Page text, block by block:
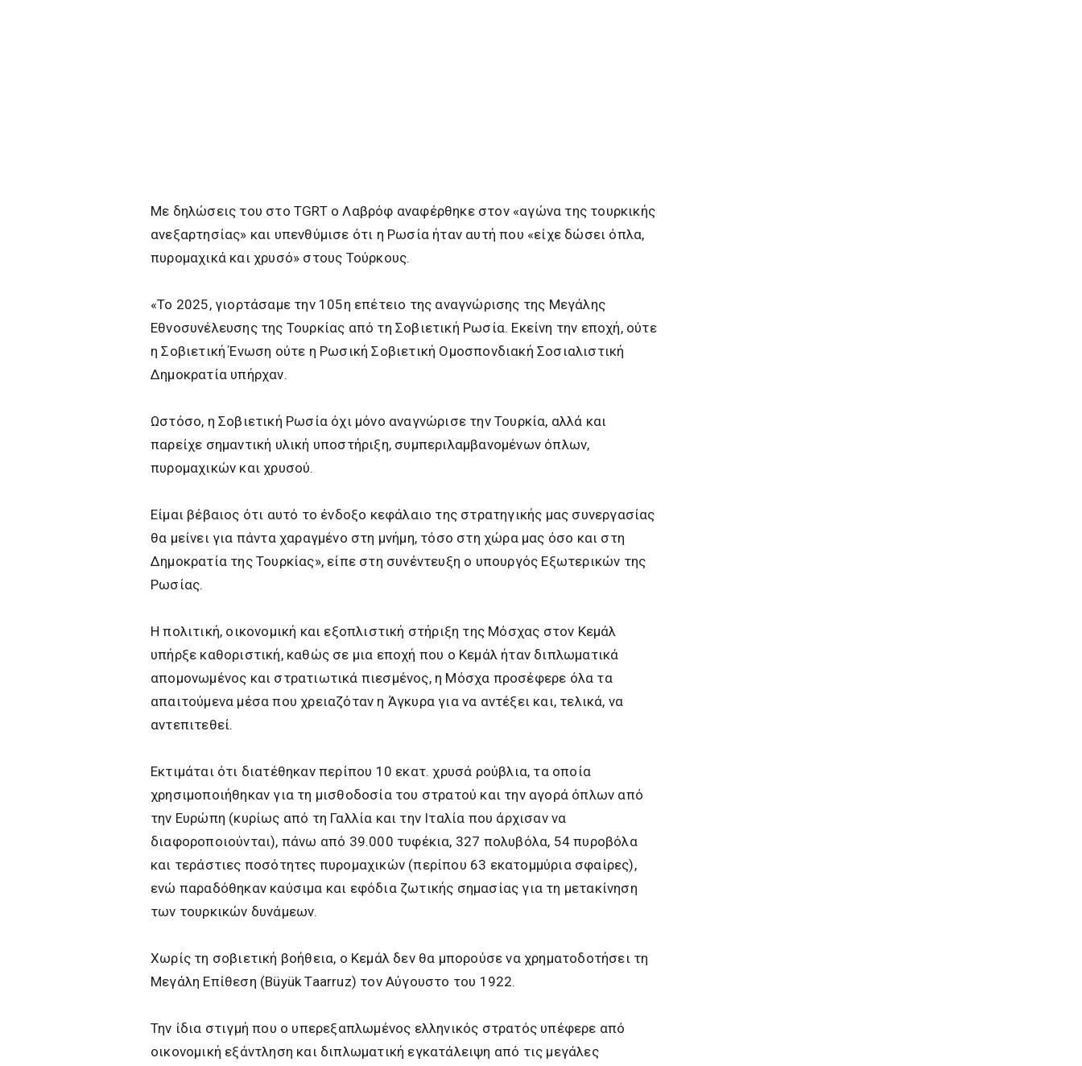
Με δηλώσεις του στο TGRT ο Λαβρόφ αναφέρθηκε στον «αγώνα της τουρκικής
ανεξαρτησίας» και υπενθύμισε ότι η Ρωσία ήταν αυτή που «είχε δώσει όπλα,
πυρομαχικά και χρυσό» στους Τούρκους.
«Το 2025, γιορτάσαμε την 105η επέτειο της αναγνώρισης της Μεγάλης
Εθνοσυνέλευσης της Τουρκίας από τη Σοβιετική Ρωσία. Εκείνη την εποχή, ούτε
η Σοβιετική Ένωση ούτε η Ρωσική Σοβιετική Ομοσπονδιακή Σοσιαλιστική
Δημοκρατία υπήρχαν.
Ωστόσο, η Σοβιετική Ρωσία όχι μόνο αναγνώρισε την Τουρκία, αλλά και
παρείχε σημαντική υλική υποστήριξη, συμπεριλαμβανομένων όπλων,
πυρομαχικών και χρυσού.
Είμαι βέβαιος ότι αυτό το ένδοξο κεφάλαιο της στρατηγικής μας συνεργασίας
θα μείνει για πάντα χαραγμένο στη μνήμη, τόσο στη χώρα μας όσο και στη
Δημοκρατία της Τουρκίας», είπε στη συνέντευξη ο υπουργός Εξωτερικών της
Ρωσίας.
Η πολιτική, οικονομική και εξοπλιστική στήριξη της Μόσχας στον Κεμάλ
υπήρξε καθοριστική, καθώς σε μια εποχή που ο Κεμάλ ήταν διπλωματικά
απομονωμένος και στρατιωτικά πιεσμένος, η Μόσχα προσέφερε όλα τα
απαιτούμενα μέσα που χρειαζόταν η Άγκυρα για να αντέξει και, τελικά, να
αντεπιτεθεί.
Εκτιμάται ότι διατέθηκαν περίπου 10 εκατ. χρυσά ρούβλια, τα οποία
χρησιμοποιήθηκαν για τη μισθοδοσία του στρατού και την αγορά όπλων από
την Ευρώπη (κυρίως από τη Γαλλία και την Ιταλία που άρχισαν να
διαφοροποιούνται), πάνω από 39.000 τυφέκια, 327 πολυβόλα, 54 πυροβόλα
και τεράστιες ποσότητες πυρομαχικών (περίπου 63 εκατομμύρια σφαίρες),
ενώ παραδόθηκαν καύσιμα και εφόδια ζωτικής σημασίας για τη μετακίνηση
των τουρκικών δυνάμεων.
Χωρίς τη σοβιετική βοήθεια, ο Κεμάλ δεν θα μπορούσε να χρηματοδοτήσει τη
Μεγάλη Επίθεση (Büyük Taarruz) τον Αύγουστο του 1922.
Την ίδια στιγμή που ο υπερεξαπλωμένος ελληνικός στρατός υπέφερε από
οικονομική εξάντληση και διπλωματική εγκατάλειψη από τις μεγάλες